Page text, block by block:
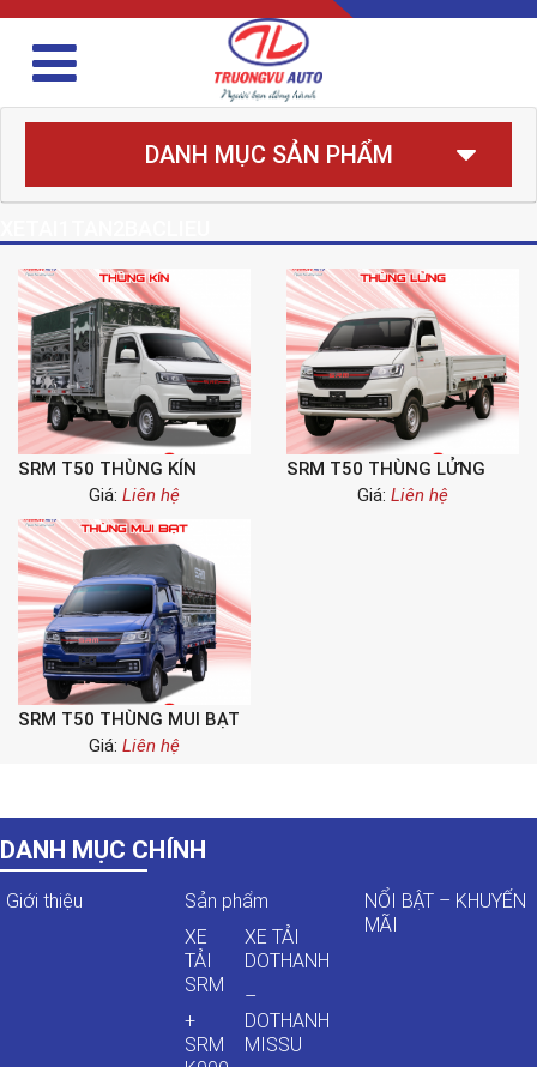
DANH MỤC SẢN PHẨM
SRM T50 THÙNG KÍN
Giá: Liên hệ
SRM T50 THÙNG LỬNG
Giá: Liên hệ
SRM T50 THÙNG MUI BẠT
Giá: Liên hệ
DANH MỤC CHÍNH
Giới thiệu
Sản phẩm
XE
TẢI
SRM
+
SRM
XE TẢI
DOTHANH
–
DOTHANH
MISSU
NỔI BẬT – KHUYẾN
MÃI